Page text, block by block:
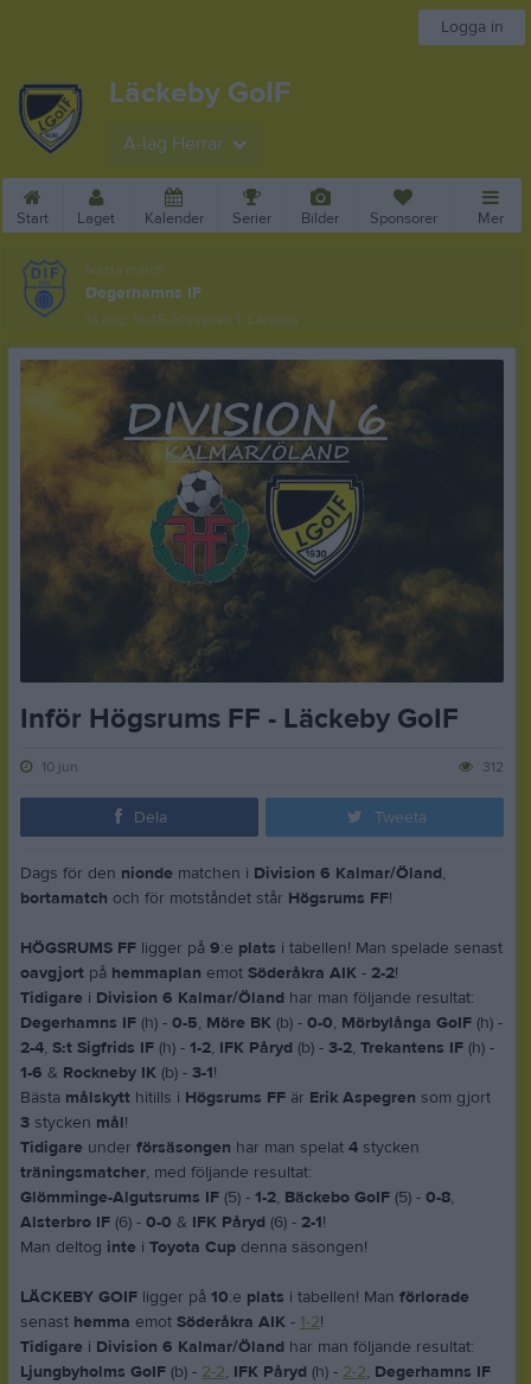
Logga in
Läckeby GoIF
A-lag Herrar
Start Laget Kalender Serier Bilder Sponsorer Mer
Nästa match
Degerhamns IF
13 aug, 18:45 Åbyvallen 1, Läckeby
Inför Högsrums FF - Läckeby GoIF
10 jun 312
Dela Tweeta
Dags för den nionde matchen i Division 6 Kalmar/Öland,
bortamatch och för motståndet står Högsrums FF!
HÖGSRUMS FF ligger på 9:e plats i tabellen! Man spelade senast
oavgjort på hemmaplan emot Söderåkra AIK - 2-2!
Tidigare i Division 6 Kalmar/Öland har man följande resultat:
Degerhamns IF (h) - 0-5, Möre BK (b) - 0-0, Mörbylånga GoIF (h) -
2-4, S:t Sigfrids IF (h) - 1-2, IFK Påryd (b) - 3-2, Trekantens IF (h) -
1-6 & Rockneby IK (b) - 3-1!
Bästa målskytt hitills i Högsrums FF är Erik Aspegren som gjort
3 stycken mål!
Tidigare under försäsongen har man spelat 4 stycken
träningsmatcher, med följande resultat:
Glömminge-Algutsrums IF (5) - 1-2, Bäckebo GoIF (5) - 0-8,
Alsterbro IF (6) - 0-0 & IFK Påryd (6) - 2-1!
Man deltog inte i Toyota Cup denna säsongen!
LÄCKEBY GOIF ligger på 10:e plats i tabellen! Man förlorade
senast hemma emot Söderåkra AIK - 1-2!
Tidigare i Division 6 Kalmar/Öland har man följande resultat:
Ljungbyholms GoIF (b) - 2-2, IFK Påryd (h) - 2-2, Degerhamns IF